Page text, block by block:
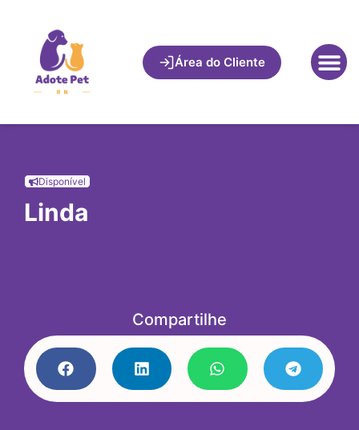
Área do Cliente
Disponível
Linda
Compartilhe